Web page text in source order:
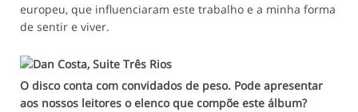
europeu, que influenciaram este trabalho e a minha forma
de sentir e viver.
O disco conta com convidados de peso. Pode apresentar
aos nossos leitores o elenco que compõe este álbum?